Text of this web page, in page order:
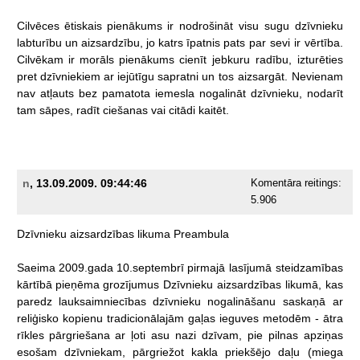
Cilvēces ētiskais pienākums ir nodrošināt visu sugu dzīvnieku
labturību un aizsardzību, jo katrs īpatnis pats par sevi ir vērtība.
Cilvēkam ir morāls pienākums cienīt jebkuru radību,
izturēties
pret dzīvniekiem ar iejūtīgu sapratni un tos aizsargāt.
Nevienam
nav atļauts bez pamatota iemesla nogalināt dzīvnieku,
nodarīt
tam sāpes, radīt ciešanas vai citādi kaitēt.
n, 13.09.2009. 09:44:46
Komentāra reitings:
5.906
Dzīvnieku aizsardzības likuma Preambula
Saeima 2009.gada 10.septembrī pirmajā lasījumā steidzamības
kārtībā pieņēma grozījumus Dzīvnieku aizsardzības likumā,
kas
paredz lauksaimniecības dzīvnieku nogalināšanu saskaņā
ar
reliģisko kopienu tradicionālajām gaļas ieguves metodēm - ātra
rīkles pārgriešana ar ļoti asu nazi dzīvam, pie pilnas apziņas
esošam
dzīvniekam, pārgriežot kakla priekšējo daļu
(miega